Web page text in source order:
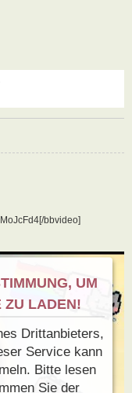
bbvideo]
UM
ZU LADEN!
Drittanbieters,
Service kann
Bitte lesen
Sie der